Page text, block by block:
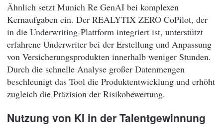
Ähnlich setzt Munich Re GenAI bei komplexen
Kernaufgaben ein. Der REALYTIX ZERO CoPilot, der
in die Underwriting-Plattform integriert ist, unterstützt
erfahrene Underwriter bei der Erstellung und Anpassung
von Versicherungsprodukten innerhalb weniger Stunden.
Durch die schnelle Analyse großer Datenmengen
beschleunigt das Tool die Produktentwicklung und erhöht
zugleich die Präzision der Risikobewertung.
Nutzung von KI in der Talentgewinnung